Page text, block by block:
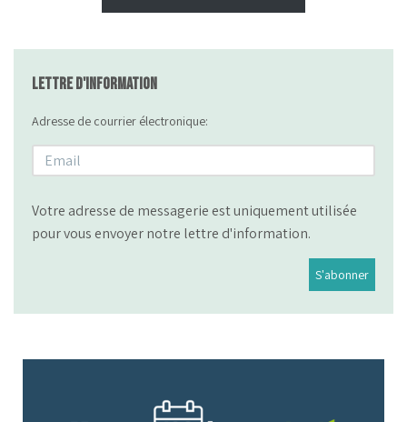
Lettre d'information
Adresse de courrier électronique:
Votre adresse de messagerie est uniquement utilisée
pour vous envoyer notre lettre d'information.